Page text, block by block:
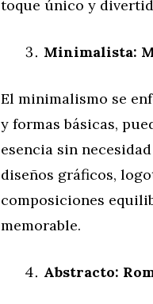
toque único y
Minimalista:
El minimalismo se
y formas básicas,
esencia sin
diseños gráficos,
composiciones
memorable.
Abstracto: